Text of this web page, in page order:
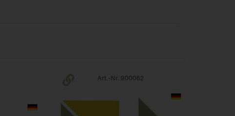
Art.-Nr. 900062